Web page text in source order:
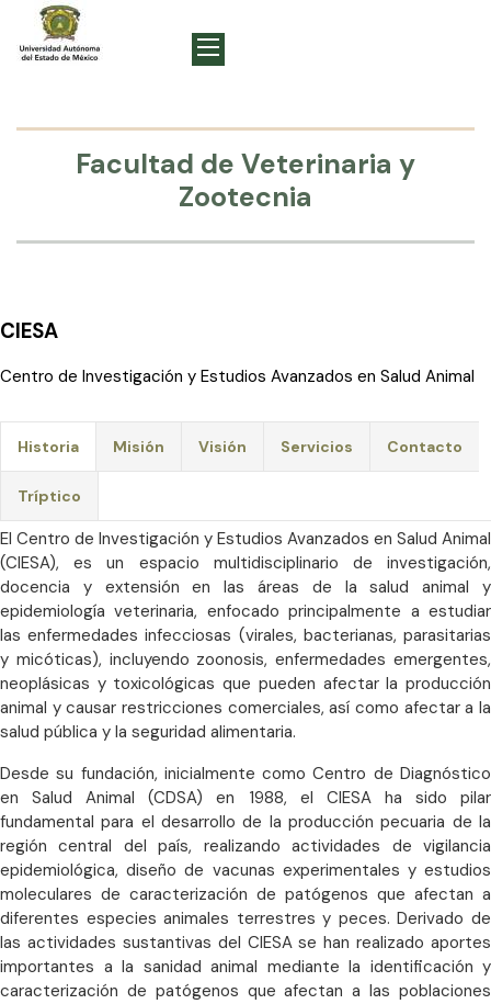
Facultad de Veterinaria y
Zootecnia
CIESA
Centro de Investigación y Estudios Avanzados en Salud Animal
Historia Misión Visión Servicios Contacto
Tríptico
El Centro de Investigación y Estudios Avanzados en Salud Animal
(CIESA), es un espacio multidisciplinario de investigación,
docencia y extensión en las áreas de la salud animal y
epidemiología veterinaria, enfocado principalmente a estudiar
las enfermedades infecciosas (virales, bacterianas, parasitarias
y micóticas), incluyendo zoonosis, enfermedades emergentes,
neoplásicas y toxicológicas que pueden afectar la producción
animal y causar restricciones comerciales, así como afectar a la
salud pública y la seguridad alimentaria.
Desde su fundación, inicialmente como Centro de Diagnóstico
en Salud Animal (CDSA) en 1988, el CIESA ha sido pilar
fundamental para el desarrollo de la producción pecuaria de la
región central del país, realizando actividades de vigilancia
epidemiológica, diseño de vacunas experimentales y estudios
moleculares de caracterización de patógenos que afectan a
diferentes especies animales terrestres y peces. Derivado de
las actividades sustantivas del CIESA se han realizado aportes
importantes a la sanidad animal mediante la identificación y
caracterización de patógenos que afectan a las poblaciones